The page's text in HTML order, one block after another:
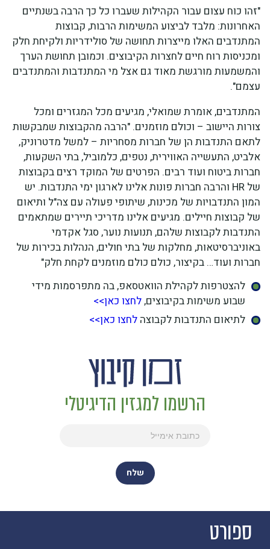
"זהו כוח עצום עבור הקהילות שעברו כל כך הרבה בשנתיים
האחרונות: מלבד לביצוע המשימות הרבות, קבוצות
המתנדבים האלו מייצרות תחושה של סולידריות ולקיחת חלק
ומכניסות רוח חיים לחצרות הקיבוצים. וכמובן תחושת הערך
והמשמעות מורגשת מאוד גם אצל מי המתנדבות והמתנדבים
עצמם".
המתנדבים, אומרת שמואלי, מגיעים מכל המגזרים ומכל
צורות היישוב – וכולם מוזמנים. "הרבה מהקבוצות שמבקשות
לתאם התנדבות הן של חברות מסחריות – למשל מדטרוניק,
אלביט, התעשייה האווירית, נטפים, כלמוביל, בתי השקעות,
חברות ביטוח ועוד רבים. הפרטים של המוקד רצים בקבוצות
של HR והרבה חברות פונות אלינו לארגון ימי התנדבות. יש
המון התנדבויות של מכינות, שיתופי פעולה עם צה"ל ותיאום
של קבוצות חיילים. מגיעים אלינו מדריכי תיירים שמתאמים
התנדבות לקבוצות שלהם, תנועות נוער, סגל אקדמי
באוניברסיטאות, מחלקות של בתי חולים, הנהלות בכירות של
חברות ועוד… בקיצור, כולם כולם מוזמנים לקחת חלק"
להצטרפות לקהילת הוואטסאפ, בה מתפרסמות מידי
שבוע משימות בקיבוצים,לחצו כאן>>
לתיאום התנדבות לקבוצה לחצו כאן>>
הרשמו למגזין הדיגיטלי
ספורט